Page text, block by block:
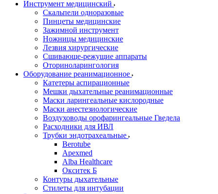
Инструмент медицинский
Скальпели одноразовые
Пинцеты медицинские
Зажимной инструмент
Ножницы медицинские
Лезвия хирургические
Сшивающе-режущие аппараты
Оториноларингология
Оборудование реанимационное
Катетеры аспирационные
Мешки дыхательные реанимационные
Маски ларингеальные кислородные
Маски анестезиологические
Воздуховоды орофарингеальные Гведела
Расходники для ИВЛ
Трубки эндотрахеальные
Berotube
Apexmed
Alba Healthcare
Окситек Б
Контуры дыхательные
Стилеты для интубации